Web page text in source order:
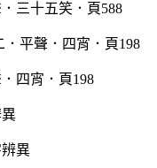
三十五笑．頁588
四宵．頁198